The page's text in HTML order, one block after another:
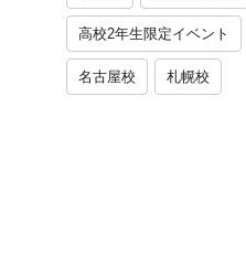
高校2年生限定イベント
名古屋校 札幌校